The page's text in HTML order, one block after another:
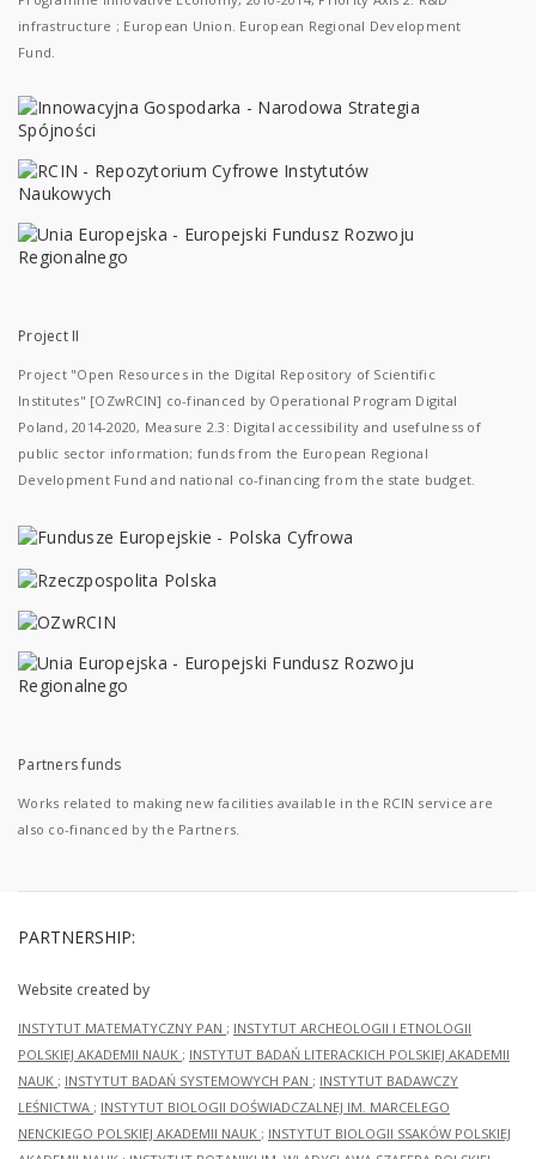
infrastructure ; European Union. European Regional Development
Fund.
Project II
Project "Open Resources in the Digital Repository of Scientific
Institutes" [OZwRCIN] co-financed by Operational Program Digital
Poland, 2014-2020, Measure 2.3: Digital accessibility and usefulness of
public sector information; funds from the European Regional
Development Fund and national co-financing from the state budget.
Partners funds
Works related to making new facilities available in the RCIN service are
also co-financed by the Partners.
PARTNERSHIP:
Website created by
INSTYTUT MATEMATYCZNY PAN ; INSTYTUT ARCHEOLOGII I ETNOLOGII
POLSKIEJ AKADEMII NAUK ; INSTYTUT BADAŃ LITERACKICH POLSKIEJ AKADEMII
NAUK ; INSTYTUT BADAŃ SYSTEMOWYCH PAN ; INSTYTUT BADAWCZY
LEŚNICTWA ; INSTYTUT BIOLOGII DOŚWIADCZALNEJ IM. MARCELEGO
NENCKIEGO POLSKIEJ AKADEMII NAUK ; INSTYTUT BIOLOGII SSAKÓW POLSKIEJ